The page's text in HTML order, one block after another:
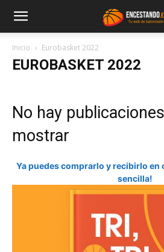
Inicio Eurobasket 2022
EUROBASKET 2022
No hay
mostrar
Ya puedes comprarlo y recibirlo en
sencilla!